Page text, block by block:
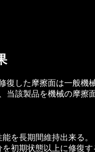
復した摩擦面は一般機
当該製品を機械の摩擦
を長期間維持出来る。
を初期状態以上に修復す